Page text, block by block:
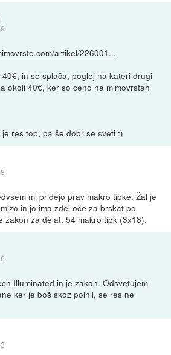
artikel/226001...
in se splača, poglej na kateri drugi
okoli 40€, ker so ceno na mimovrstah
res top, pa še dobr se sveti :)
mi pridejo prav makro tipke. Žal je
in jo ima zdej oče za brskat po
zakon za delat. 54 makro tipk (3x18).
Illuminated in je zakon. Odsvetujem
ker je boš skoz polnil, se res ne